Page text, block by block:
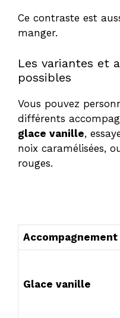
Ce contraste est
manger.
Les variantes et
possibles
Vous pouvez
différents
glace vanille,
noix caramélisées,
rouges.
Accompagnement
Glace vanille